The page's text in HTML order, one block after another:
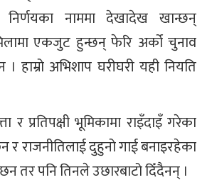
नाममा देखादेख खान्छन्
एकजुट हुन्छन् फेरि अर्को चुनाव
हाम्रो अभिशाप घरीघरी यही नियति
र प्रतिपक्षी भूमिकामा राइँदाइँ गरेका
राजनीतिलाई दुहुनो गाई बनाइरहेका
तर पनि तिनले उछारबाटो दिँदैनन् ।